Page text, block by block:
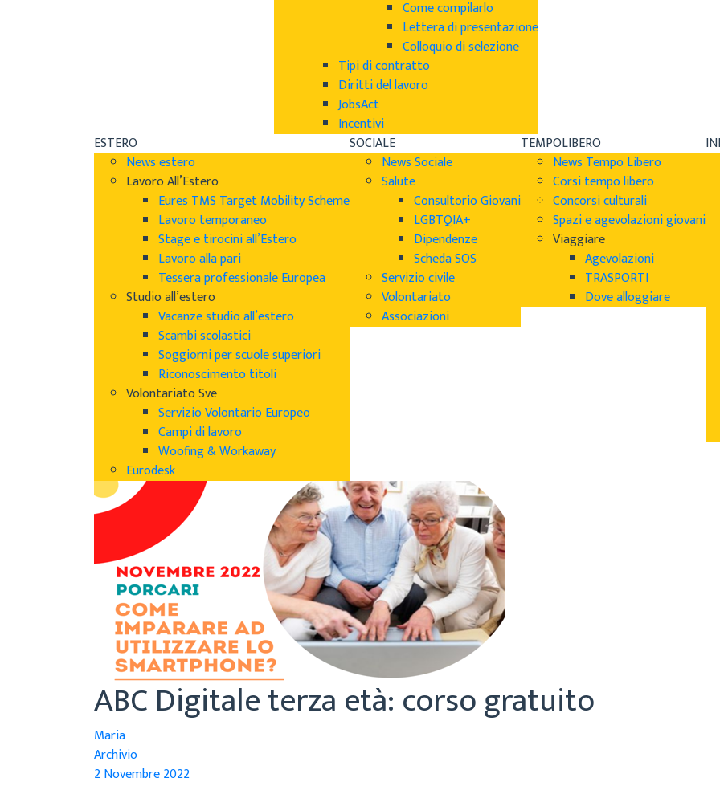
Come compilarlo
Lettera di presentazione
Colloquio di selezione
Tipi di contratto
Diritti del lavoro
JobsAct
Incentivi
ESTERO
News estero
Lavoro All’Estero
Eures TMS Target Mobility Scheme
Lavoro temporaneo
Stage e tirocini all’Estero
Lavoro alla pari
Tessera professionale Europea
Studio all’estero
Vacanze studio all’estero
Scambi scolastici
Soggiorni per scuole superiori
Riconoscimento titoli
Volontariato Sve
Servizio Volontario Europeo
Campi di lavoro
Woofing & Workaway
Eurodesk
SOCIALE
News Sociale
Salute
Consultorio Giovani
LGBTQIA+
Dipendenze
Scheda SOS
Servizio civile
Volontariato
Associazioni
TEMPOLIBERO
News Tempo Libero
Corsi tempo libero
Concorsi culturali
Spazi e agevolazioni giovani
Viaggiare
Agevolazioni
TRASPORTI
Dove alloggiare
ABC Digitale terza età: corso gratuito
Maria
Archivio
2 Novembre 2022